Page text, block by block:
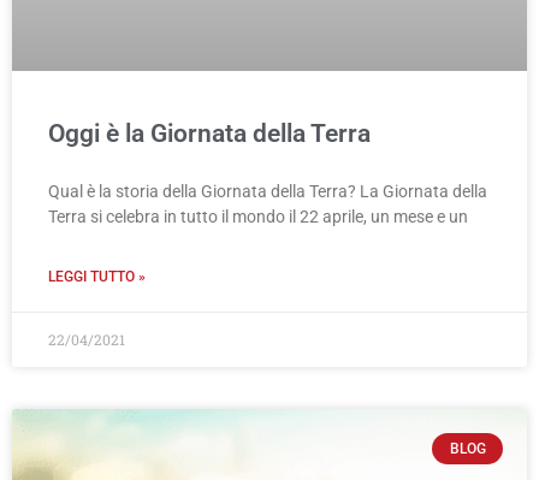
Oggi è la Giornata della Terra
Qual è la storia della Giornata della Terra? La Giornata della
Terra si celebra in tutto il mondo il 22 aprile, un mese e un
LEGGI TUTTO »
22/04/2021
BLOG